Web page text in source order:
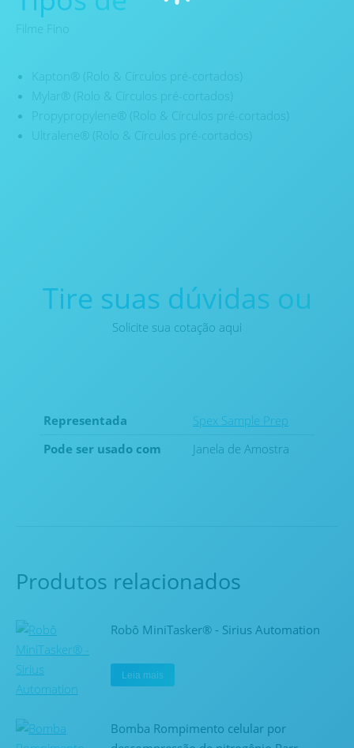
Filme Fino
Kapton® (Rolo & Círculos pré-cortados)
Mylar® (Rolo & Círculos pré-cortados)
Propypropylene® (Rolo & Círculos pré-cortados)
Ultralene® (Rolo & Círculos pré-cortados)
Tire suas dúvidas ou
Solicite sua cotação aqui
Representada
Spex Sample Prep
Pode ser usado com
Janela de Amostra
Produtos relacionados
Robô MiniTasker® - Sirius Automation
Leia mais
Bomba Rompimento celular por